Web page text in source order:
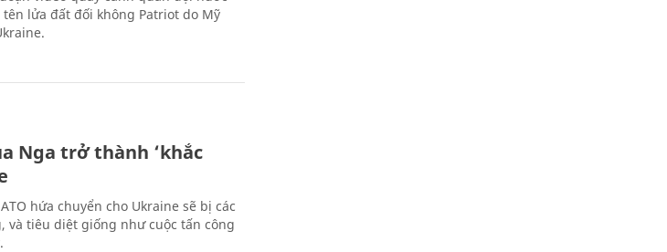
lửa đất đối không Patriot do Mỹ
Nga trở thành ‘khắc
hứa chuyển cho Ukraine sẽ bị các
và tiêu diệt giống như cuộc tấn công